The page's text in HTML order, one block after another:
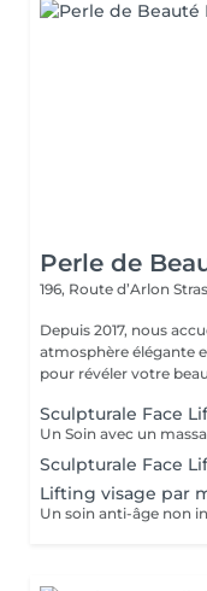
Perle de
196, Route d’Arlon
Depuis 2017, nous
atmosphère élégante
pour révéler votre
Sculpturale Face
Sculpturale Face
Lifting visage par